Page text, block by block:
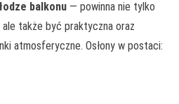
balkonu — powinna nie tylko
także być praktyczna oraz
atmosferyczne. Osłony w postaci: